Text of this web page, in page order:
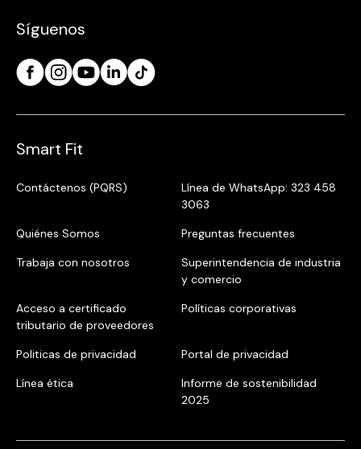
Síguenos
Smart Fit
Contáctenos (PQRS)
Línea de WhatsApp: 323 458
3063
Quiénes Somos
Preguntas frecuentes
Trabaja con nosotros
Superintendencia de industria
y comercio
Acceso a certificado
tributario de proveedores
Políticas corporativas
Politicas de privacidad
Portal de privacidad
Línea ética
Informe de sostenibilidad
2025